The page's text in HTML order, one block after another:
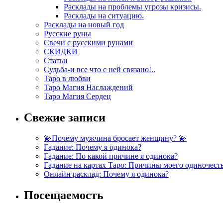
Расклады на проблемы угрозы кризисы.
Расклады на ситуацию.
Расклады на новый год
Русские руны
Свечи с русскими рунами
СКИДКИ
Статьи
Судьба-и все что с ней связано!..
Таро в любви
Таро Магия Наслаждений
Таро Магия Сердец
Свежие записи
💫Почему мужчина бросает женщину? 💫
Гадание: Почему я одинока?
Гадание: По какой причине я одинока?
Гадание на картах Таро: Причины моего
Онлайн расклад: Почему я одинока?
Посещаемость